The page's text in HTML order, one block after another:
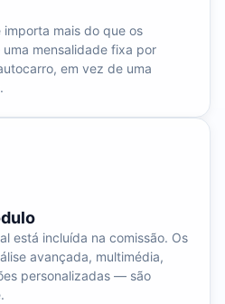
mais do que os
mensalidade fixa por
em vez de uma
está incluída na comissão. Os
avançada, multimédia,
personalizadas — são